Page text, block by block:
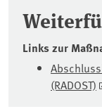
Links zur
(RADOST)